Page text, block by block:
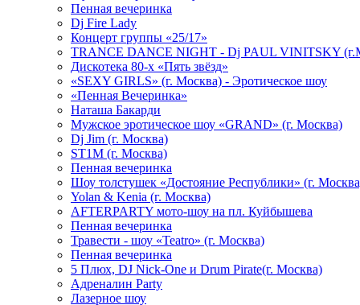
Пенная вечеринка
Dj Fire Lady
Концерт группы «25/17»
TRANCE DANCE NIGHT - Dj PAUL VINITSKY
Дискотека 80-х «Пять звёзд»
«SEXY GIRLS» (г. Москва) - Эротическое шоу
«Пенная Вечеринка»
Hаташа Бакарди
Мужское эротическое шоу «GRAND» (г. Москва)
Dj Jim (г. Москва)
ST1M (г. Москва)
Пенная вечеринка
Шоу толстушек «Достояние Республики» (г.
Yolan & Kenia (г. Москва)
AFTERPARTY мото-шоу на пл. Куйбышева
Пенная вечеринка
Травести - шоу «Teatro» (г. Москва)
Пенная вечеринка
5 Плюх, DJ Nick-One и Drum Pirate(г. Москва)
Адреналин Party
Лазерное шоу